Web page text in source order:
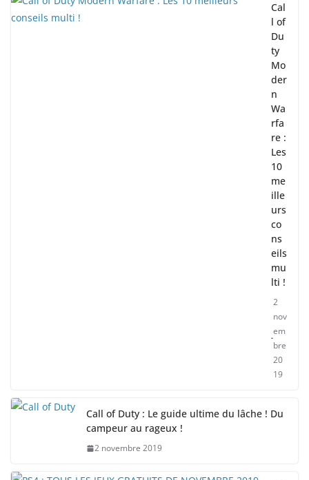
Cal
l of
Du
ty
Mo
der
n
Wa
rfa
re :
Les
10
me
ille
urs
co
ns
eils
mu
lti !
2
nov
em
bre
20
19
Call of Duty : Le guide ultime du lâche ! Du
campeur au rageux !
2 novembre 2019